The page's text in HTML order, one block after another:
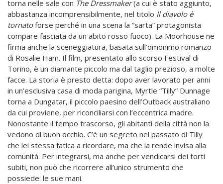
torna nelle sale con The Dressmaker(a cui è stato aggiunto,
abbastanza incomprensibilmente, nel titolo Il diavolo è
tornatoforse perché in una scena la “sarta” protagonista
compare fasciata da un abito rosso fuoco). La Moorhouse ne
firma anche la sceneggiatura, basata sull’omonimo romanzo
di Rosalie Ham. Il film, presentato allo scorso Festival di
Torino, è un diamante piccolo ma dal taglio prezioso, a molte
facce. La storia è presto detta: dopo aver lavorato per anni
in un’esclusiva casa di moda parigina, Myrtle “Tilly” Dunnage
torna a Dungatar, il piccolo paesino dell’Outback australiano
da cui proviene, per riconciliarsi con l’eccentrica madre.
Nonostante il tempo trascorso, gli abitanti della città non la
vedono di buon occhio. C’è un segreto nel passato di Tilly
che lei stessa fatica a ricordare, ma che la rende invisa alla
comunità. Per integrarsi, ma anche per vendicarsi dei torti
subiti, non può che ricorrere all’unico strumento che
possiede: le sue mani.